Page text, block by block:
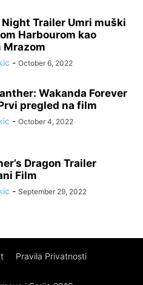
Trailer Umri muški
Harbourom kao
Mrazom
- October 6, 2022
Wakanda Forever
pregled na film
- October 4, 2022
Dragon Trailer
Film
- September 29, 2022
Pravila Privatnosti